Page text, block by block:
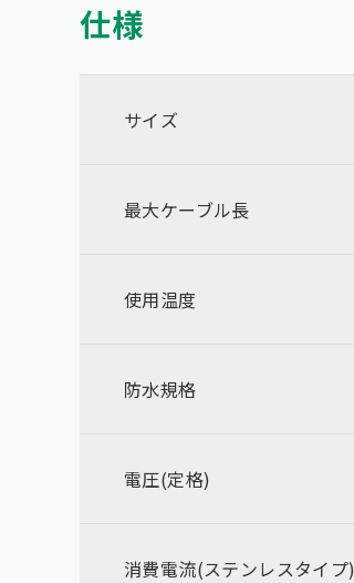
仕様
サイズ
最大ケーブル長
使用温度
防水規格
電圧(定格)
消費電流(ステンレスタイプ)